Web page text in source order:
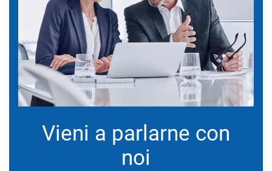
Vieni a parlarne con
noi